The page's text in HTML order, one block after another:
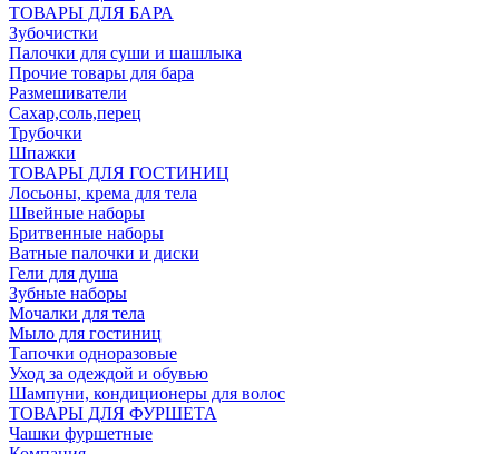
ТОВАРЫ ДЛЯ БАРА
Зубочистки
Палочки для суши и шашлыка
Прочие товары для бара
Размешиватели
Сахар,соль,перец
Трубочки
Шпажки
ТОВАРЫ ДЛЯ ГОСТИНИЦ
Лосьоны, крема для тела
Швейные наборы
Бритвенные наборы
Ватные палочки и диски
Гели для душа
Зубные наборы
Мочалки для тела
Мыло для гостиниц
Тапочки одноразовые
Уход за одеждой и обувью
Шампуни, кондиционеры для волос
ТОВАРЫ ДЛЯ ФУРШЕТА
Чашки фуршетные